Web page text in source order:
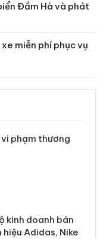
Đầm Hà và phát
miễn phí phục vụ
phạm thương
kinh doanh bán
Adidas, Nike